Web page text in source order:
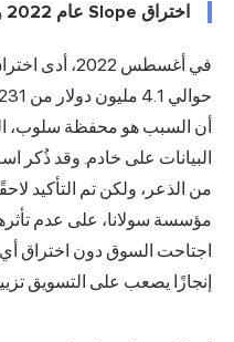
اختراق Slope عام 2022 وسجل Solflare النظيف
في أغسطس
أن السبب هو محفظة سلوب،
البيانات على خادم. وقد ذُكر
من الذعر، ولكن تم التأكيد
مؤسسة سولانا، على عدم
اجتاحت السوق دون اختراق أي
إنجازًا يصعب على التسويق